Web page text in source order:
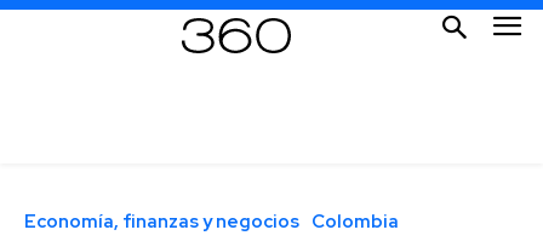
Economía, finanzas y negocios Colombia